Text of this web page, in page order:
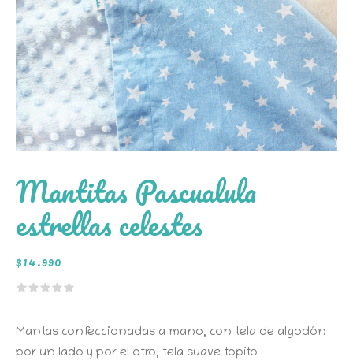
Mantitas Pascualula
estrellas celestes
$14.990
Mantas confeccionadas a mano, con tela de algodón
por un lado y por el otro, tela suave topito